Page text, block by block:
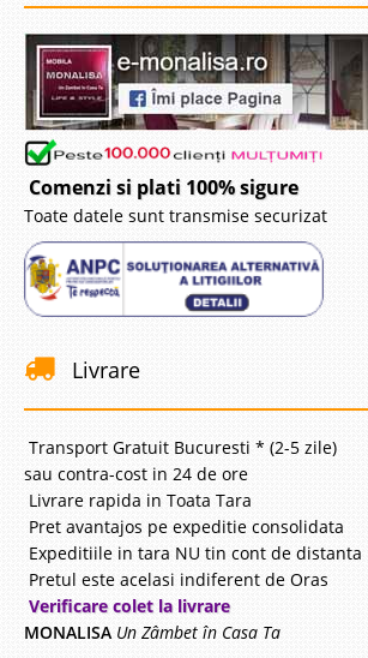
Comenzi si plati 100% sigure
Toate datele sunt transmise securizat
Livrare
Transport Gratuit Bucuresti * (2-5 zile)
sau contra-cost in 24 de ore
Livrare rapida in Toata Tara
Pret avantajos pe expeditie consolidata
Expeditiile in tara NU tin cont de distanta
Pretul este acelasi indiferent de Oras
Verificare colet la livrare
MONALISA Un Zâmbet în Casa Ta